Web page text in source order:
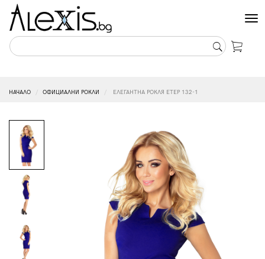
НАЧАЛО ОФИЦИАЛНИ РОКЛИ ЕЛЕГАНТНА РОКЛЯ ЕТЕР 132-1